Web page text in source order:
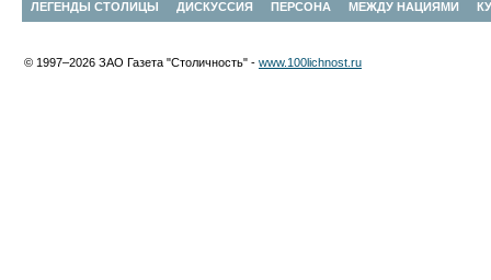
ЛЕГЕНДЫ СТОЛИЦЫ ДИСКУССИЯ ПЕРСОНА МЕЖДУ НАЦИЯМИ
© 1997–2026 ЗАО Газета "Столичность" - www.100lichnost.ru